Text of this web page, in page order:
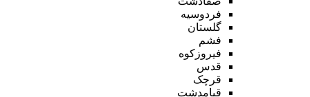
فردوسیه
گلستان
فشم
فیروزکوه
قدس
قرچک
قیامدشت